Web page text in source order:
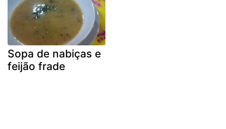
Sopa de nabiças e
feijão frade